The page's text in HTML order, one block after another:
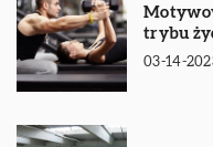
trybu
03-14-